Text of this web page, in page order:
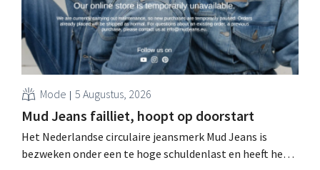
Mode 5 Augustus, 2026
Mud Jeans failliet, hoopt op doorstart
Het Nederlandse circulaire jeansmerk Mud Jeans is
bezweken onder een te hoge schuldenlast en heeft het